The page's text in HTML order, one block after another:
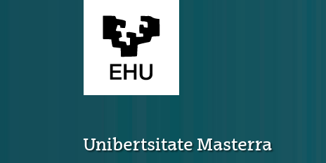
Unibertsitate Masterra